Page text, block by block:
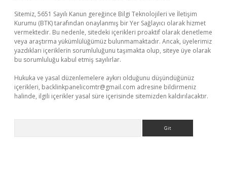
Sitemiz, 5651 Sayılı Kanun gereğince Bilgi Teknolojileri ve İletişim
Kurumu (BTK) tarafından onaylanmış bir Yer Sağlayıcı olarak hizmet
vermektedir. Bu nedenle, sitedeki içerikleri proaktif olarak denetleme
veya araştırma yükümlülüğümüz bulunmamaktadır. Ancak, üyelerimiz
yazdıkları içeriklerin sorumluluğunu taşımakta olup, siteye üye olarak
bu sorumluluğu kabul etmiş sayılırlar.
Hukuka ve yasal düzenlemelere aykırı olduğunu düşündüğünüz
içerikleri, backlinkpanelicomtr@gmail.com adresine bildirmeniz
halinde, ilgili içerikler yasal süre içerisinde sitemizden kaldırılacaktır.